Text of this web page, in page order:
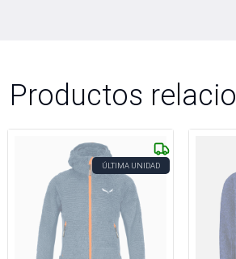
Productos
ÚLTIMA UNIDAD